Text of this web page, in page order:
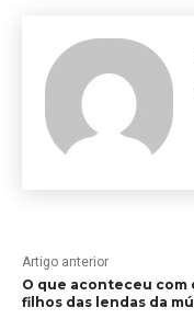
Artigo anterior
O que aconteceu com
filhos das lendas da